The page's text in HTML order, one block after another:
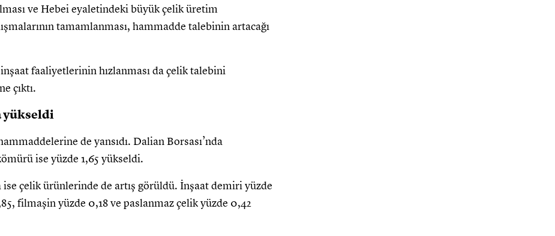
ve Hebei eyaletindeki büyük çelik üretim
tamamlanması, hammadde talebinin artacağı
inşaat faaliyetlerinin hızlanması da çelik talebini
çıktı.
yükseldi
de yansıdı. Dalian Borsası’nda
ise yüzde 1,65 yükseldi.
ise çelik ürünlerinde de artış görüldü. İnşaat demiri yüzde
filmaşin yüzde 0,18 ve paslanmaz çelik yüzde 0,42